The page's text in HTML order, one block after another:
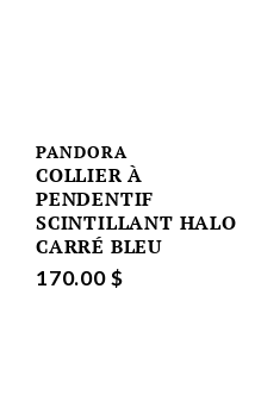
PANDORA
COLLIER À
PENDENTIF
SCINTILLANT HALO
CARRÉ BLEU
170.00 $